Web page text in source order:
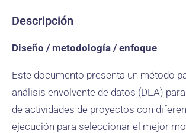
Descripción
Diseño / metodología / enfoque
Este documento presenta un método
análisis envolvente de datos (DEA)
de actividades de proyectos con
ejecución para seleccionar el mejor